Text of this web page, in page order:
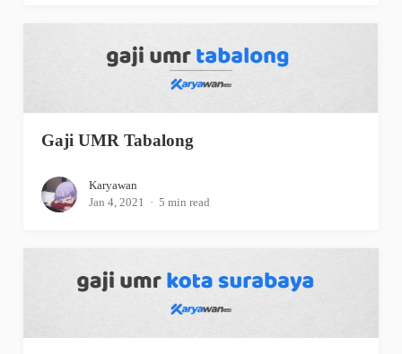
Gaji UMR Tabalong
Karyawan
Jan 4, 2021
5 min read